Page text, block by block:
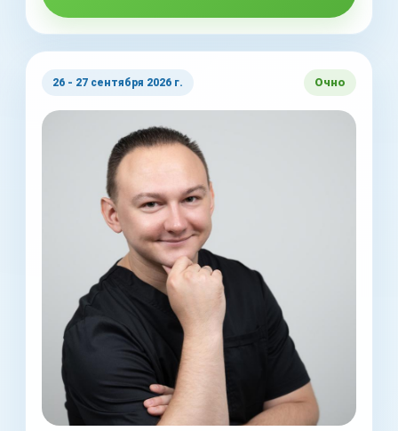
26 - 27 сентября 2026 г. Очно